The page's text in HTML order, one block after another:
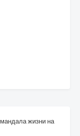
жизни на